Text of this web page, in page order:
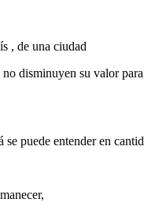
, de una ciudad
disminuyen su valor
se puede entender en